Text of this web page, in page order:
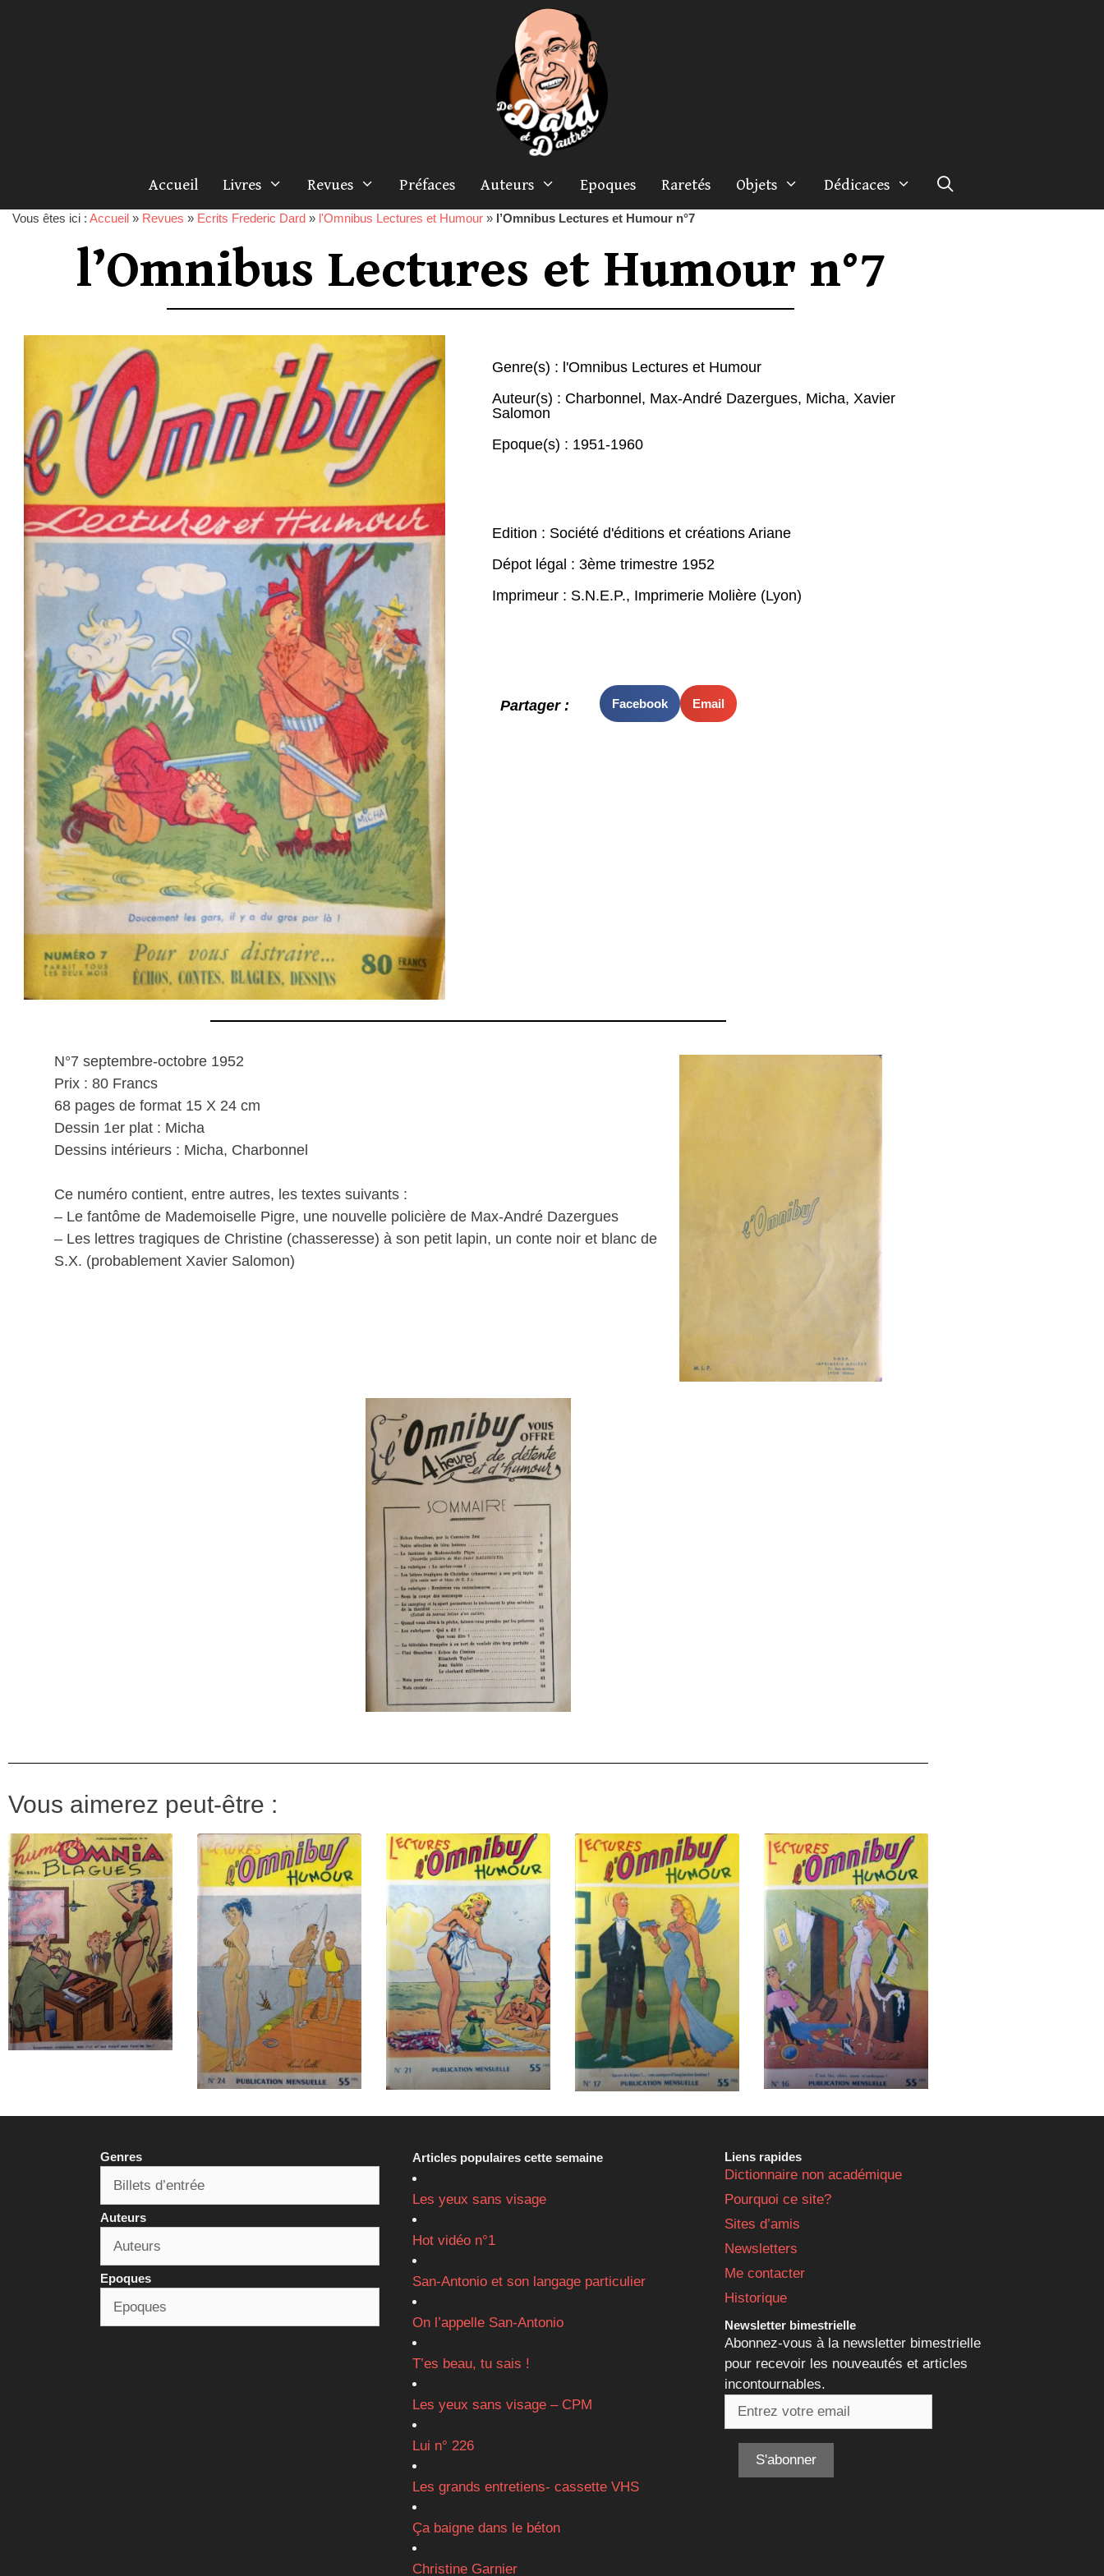
Accueil Livres Revues Préfaces Auteurs Epoques Raretés Objets Dédicaces
Vous êtes ici : Accueil » Revues » Ecrits Frederic Dard » l'Omnibus Lectures et Humour » l’Omnibus Lectures et Humour n°7
l’Omnibus Lectures et Humour n°7
Genre(s) : l'Omnibus Lectures et Humour
Auteur(s) : Charbonnel , Max-André Dazergues, Micha, Xavier
Salomon
Epoque(s) : 1951-1960
Edition : Société d'éditions et créations Ariane
Dépot légal : 3ème trimestre 1952
Imprimeur : S.N.E.P., Imprimerie Molière (Lyon)
Partager : Facebook Email
N°7 septembre-octobre 1952
Prix : 80 Francs
68 pages de format 15 X 24 cm
Dessin 1er plat : Micha
Dessins intérieurs : Micha, Charbonnel
Ce numéro contient, entre autres, les textes suivants :
– Le fantôme de Mademoiselle Pigre, une nouvelle policière de Max-André Dazergues
– Les lettres tragiques de Christine (chasseresse) à son petit lapin, un conte noir et blanc de
S.X. (probablement Xavier Salomon)
Vous aimerez peut-être :
Genres
Auteurs
Epoques
Articles populaires cette semaine
Les yeux sans visage
Hot vidéo n°1
San-Antonio et son langage particulier
On l’appelle San-Antonio
T’es beau, tu sais !
Les yeux sans visage – CPM
Lui n° 226
Les grands entretiens- cassette VHS
Ça baigne dans le béton
Christine Garnier
Liens rapides
Dictionnaire non académique
Pourquoi ce site?
Sites d’amis
Newsletters
Me contacter
Historique
Newsletter bimestrielle
Abonnez-vous à la newsletter bimestrielle
pour recevoir les nouveautés et articles
incontournables.